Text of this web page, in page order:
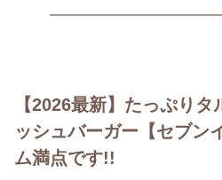
【2026最新】たっぷり
ッシュバーガー【セブン
ム満点です!!